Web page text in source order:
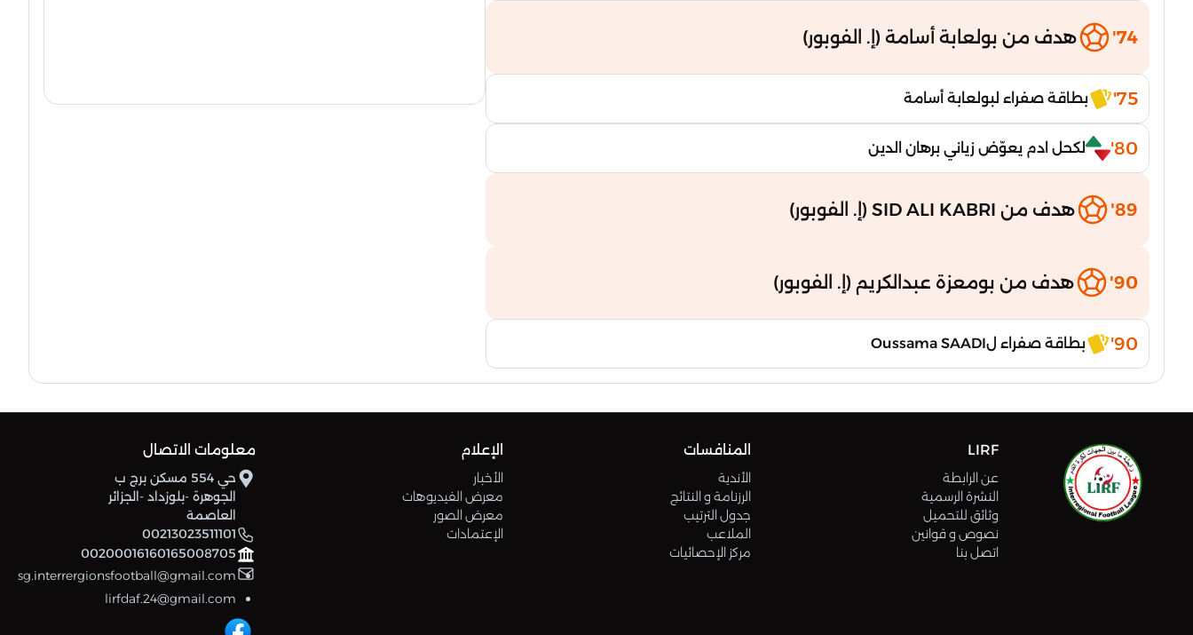
74' هدف من بولعابة أسامة (إ. الفوبور)
75' بطاقة صفراء لبولعابة أسامة
80' لكحل ادم يعوّض زياني برهان الدين
89' هدف من SID ALI KABRI (إ. الفوبور)
90' هدف من بومعزة عبدالكريم (إ. الفوبور)
90' بطاقة صفراء لOussama SAADI
LIRF
عن الرابطة
النشرة الرسمية
وثائق للتحميل
نصوص و قوانين
اتصل بنا
المنافسات
الأندية
الرزنامة و النتائج
جدول الترتيب
الملاعب
مركز الإحصائيات
الإعلام
الأخبار
معرض الفيديوهات
معرض الصور
الإعتمادات
معلومات الاتصال
حي 554 مسكن برج ب
الجوهرة -بلوزداد -الجزائر
العاصمة
00213023511101
00200016160165008705
sg.interrergionsfootball@gmail.com
lirfdaf.24@gmail.com